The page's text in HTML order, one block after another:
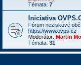
Témata: 7
Iniciativa
Fórum neziskové
https://www.ovps.cz
Moderátor: Martin
Témata: 31